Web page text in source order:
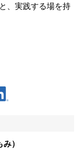
、実践する場を持
）